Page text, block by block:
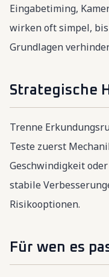
Eingabetiming,
wirken oft simpel,
Grundlagen
Strategische
Trenne
Teste zuerst
Geschwindigkeit
stabile
Risikooptionen.
Für wen es